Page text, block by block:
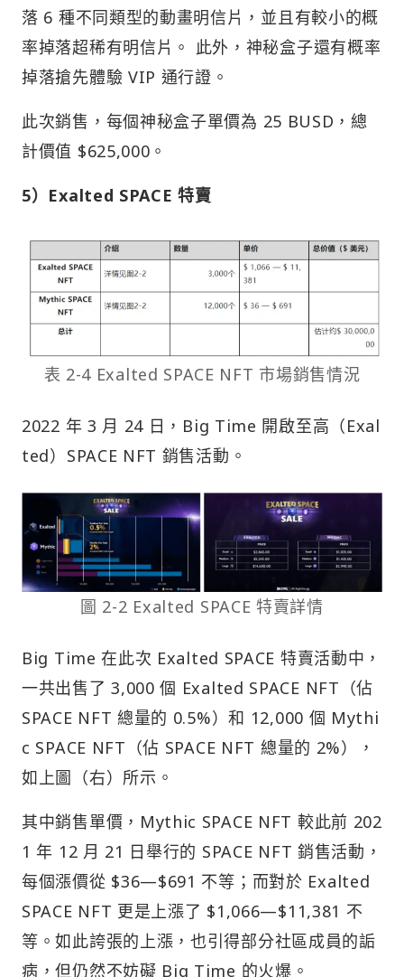
落 6 種不同類型的動畫明信片，並且有較小的概
率掉落超稀有明信片。 此外，神秘盒子還有概率
掉落搶先體驗 VIP 通行證。
此次銷售，每個神秘盒子單價為 25 BUSD，總
計價值 $625,000。
5）Exalted SPACE 特賣
表 2-4 Exalted SPACE NFT 市場銷售情況
2022 年 3 月 24 日，Big Time 開啟至高（Exal
ted）SPACE NFT 銷售活動。
圖 2-2 Exalted SPACE 特賣詳情
Big Time 在此次 Exalted SPACE 特賣活動中，
一共出售了 3,000 個 Exalted SPACE NFT（佔
SPACE NFT 總量的 0.5%）和 12,000 個 Mythi
c SPACE NFT（佔 SPACE NFT 總量的 2%），
如上圖（右）所示。
其中銷售單價，Mythic SPACE NFT 較此前 202
1 年 12 月 21 日舉行的 SPACE NFT 銷售活動，
每個漲價從 $36—$691 不等；而對於 Exalted
SPACE NFT 更是上漲了 $1,066—$11,381 不
等。如此誇張的上漲，也引得部分社區成員的詬
病，但仍然不妨礙 Big Time 的火爆。